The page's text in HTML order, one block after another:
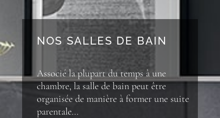
NOS SALLES DE BAIN
Associé la plupart du temps à une
chambre, la salle de bain peut être
organisée de manière à former une suite
parentale...